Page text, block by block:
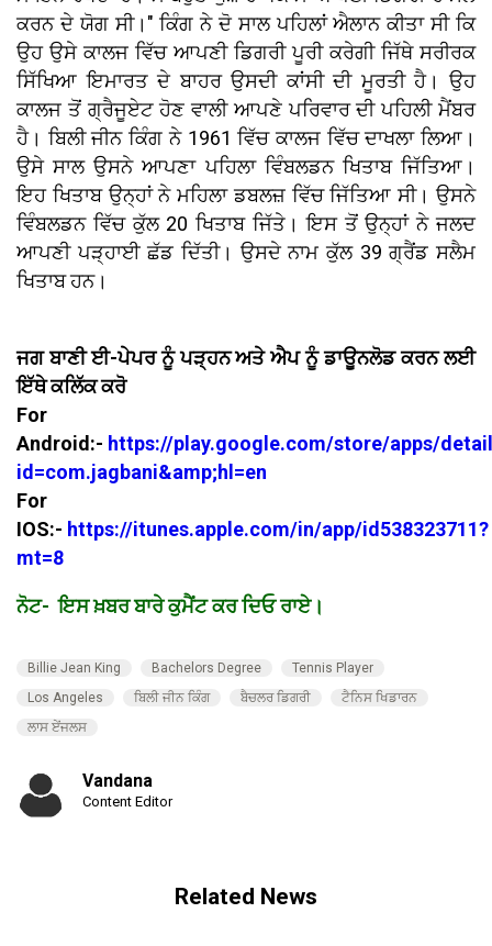
ਕਰਨ ਦੇ ਯੋਗ ਸੀ।" ਕਿੰਗ ਨੇ ਦੋ ਸਾਲ ਪਹਿਲਾਂ ਐਲਾਨ ਕੀਤਾ ਸੀ ਕਿ
ਉਹ ਉਸੇ ਕਾਲਜ ਵਿੱਚ ਆਪਣੀ ਡਿਗਰੀ ਪੂਰੀ ਕਰੇਗੀ ਜਿੱਥੇ ਸਰੀਰਕ
ਸਿੱਖਿਆ ਇਮਾਰਤ ਦੇ ਬਾਹਰ ਉਸਦੀ ਕਾਂਸੀ ਦੀ ਮੂਰਤੀ ਹੈ। ਉਹ
ਕਾਲਜ ਤੋਂ ਗ੍ਰੈਜੂਏਟ ਹੋਣ ਵਾਲੀ ਆਪਣੇ ਪਰਿਵਾਰ ਦੀ ਪਹਿਲੀ ਮੈਂਬਰ
ਹੈ। ਬਿਲੀ ਜੀਨ ਕਿੰਗ ਨੇ 1961 ਵਿੱਚ ਕਾਲਜ ਵਿੱਚ ਦਾਖਲਾ ਲਿਆ।
ਉਸੇ ਸਾਲ ਉਸਨੇ ਆਪਣਾ ਪਹਿਲਾ ਵਿੰਬਲਡਨ ਖਿਤਾਬ ਜਿੱਤਿਆ।
ਇਹ ਖਿਤਾਬ ਉਨ੍ਹਾਂ ਨੇ ਮਹਿਲਾ ਡਬਲਜ਼ ਵਿੱਚ ਜਿੱਤਿਆ ਸੀ। ਉਸਨੇ
ਵਿੰਬਲਡਨ ਵਿੱਚ ਕੁੱਲ 20 ਖਿਤਾਬ ਜਿੱਤੇ। ਇਸ ਤੋਂ ਉਨ੍ਹਾਂ ਨੇ ਜਲਦ
ਆਪਣੀ ਪੜ੍ਹਾਈ ਛੱਡ ਦਿੱਤੀ। ਉਸਦੇ ਨਾਮ ਕੁੱਲ 39 ਗ੍ਰੈਂਡ ਸਲੈਮ
ਖਿਤਾਬ ਹਨ।
ਜਗ ਬਾਣੀ ਈ-ਪੇਪਰ ਨੂੰ ਪੜ੍ਹਨ ਅਤੇ ਐਪ ਨੂੰ ਡਾਊਨਲੋਡ ਕਰਨ ਲਈ
ਇੱਥੇ ਕਲਿੱਕ ਕਰੋ
For
Android:- https://play.google.com/store/apps/
id=com.jagbani&amp;hl=en
For
IOS:- https://itunes.apple.com/in/app/id538323711?
mt=8
ਨੋਟ- ਇਸ ਖ਼ਬਰ ਬਾਰੇ ਕੁਮੈਂਟ ਕਰ ਦਿਓ ਰਾਏ।
Billie Jean King Bachelors Degree
Tennis Player
Los Angeles
ਬਿਲੀ ਜੀਨ ਕਿੰਗ ਬੈਚਲਰ ਡਿਗਰੀ
ਟੈਨਿਸ ਖਿਡਾਰਨ
ਲਾਸ ਏਂਜਲਸ
Vandana
Content Editor
Related News